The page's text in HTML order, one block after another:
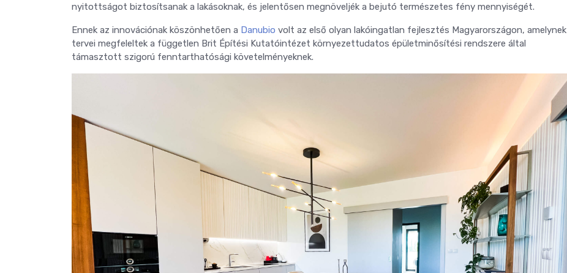
nyitottságot biztosítsanak a lakásoknak, és jelentősen megnöveljék a bejutó természetes fény mennyiségét.
Ennek az innovációnak köszönhetően a Danubio volt az első olyan lakóingatlan fejlesztés Magyarországon, amelynek
tervei megfeleltek a független Brit Építési Kutatóintézet környezettudatos épületminősítési rendszere által
támasztott szigorú fenntarthatósági követelményeknek.